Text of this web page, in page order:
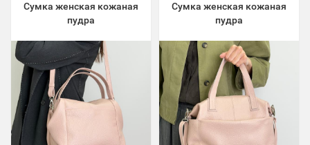
Сумка женская кожаная
пудра
Сумка женская кожаная
пудра